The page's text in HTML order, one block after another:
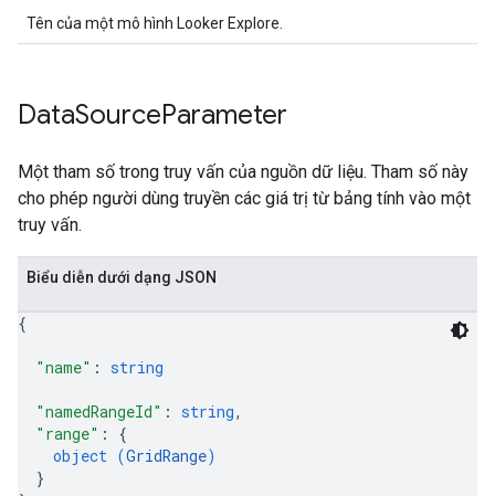
Tên của một mô hình Looker Explore.
DataSourceParameter
Một tham số trong truy vấn của nguồn dữ liệu. Tham số này
cho phép người dùng truyền các giá trị từ bảng tính vào một
truy vấn.
Biểu diễn dưới dạng JSON
{
"name" : string
"namedRangeId" : string,
"range" : {
object (GridRange)
}